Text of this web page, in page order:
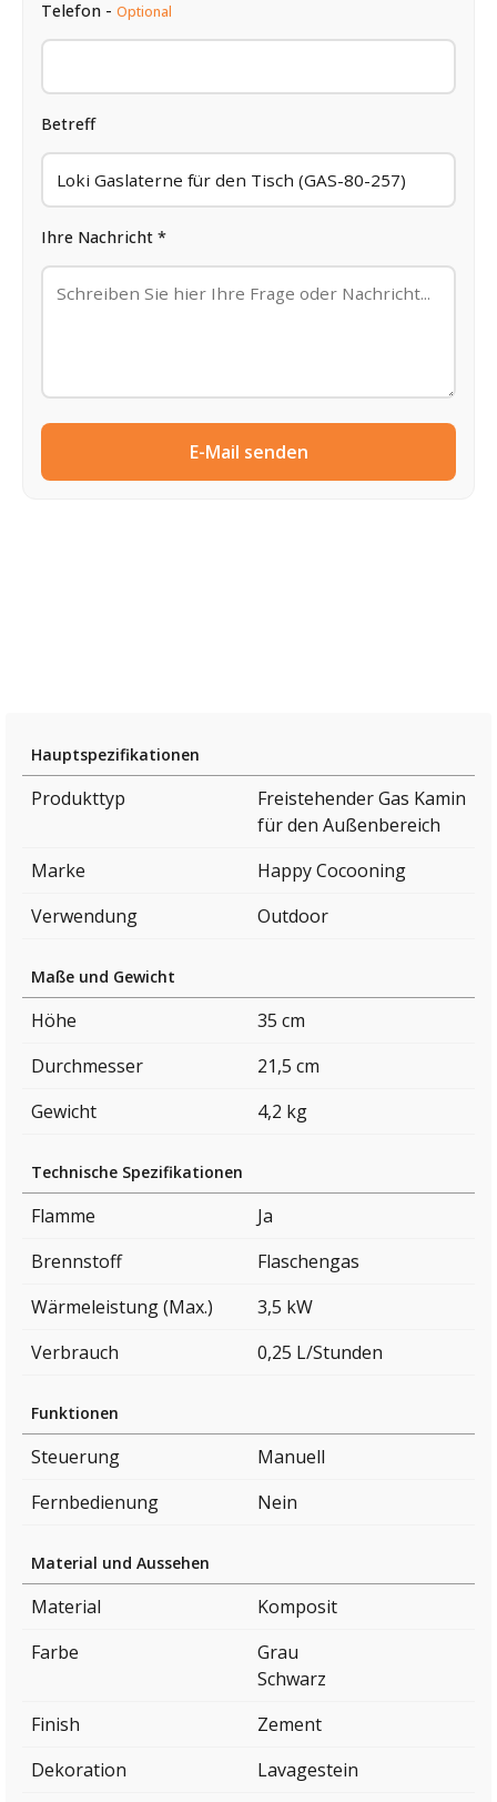
Telefon - Optional
Betreff
Ihre Nachricht *
E-Mail senden
Hauptspezifikationen
Produkttyp
Freistehender Gas Kamin
für den Außenbereich
Marke
Happy Cocooning
Verwendung
Outdoor
Maße und Gewicht
Höhe
35 cm
Durchmesser
21,5 cm
Gewicht
4,2 kg
Technische Spezifikationen
Flamme
Ja
Brennstoff
Flaschengas
Wärmeleistung (Max.)
3,5 kW
Verbrauch
0,25 L/Stunden
Funktionen
Steuerung
Manuell
Fernbedienung
Nein
Material und Aussehen
Material
Komposit
Farbe
Grau
Schwarz
Finish
Zement
Dekoration
Lavagestein